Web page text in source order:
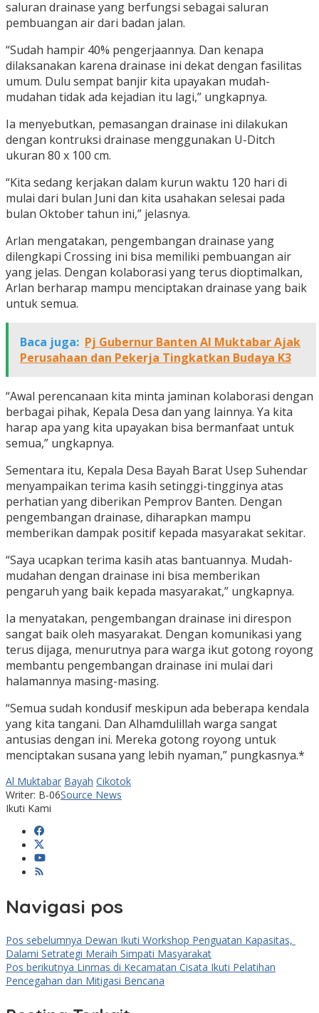
saluran drainase yang berfungsi sebagai saluran
pembuangan air dari badan jalan.
“Sudah hampir 40% pengerjaannya. Dan kenapa
dilaksanakan karena drainase ini dekat dengan fasilitas
umum. Dulu sempat banjir kita upayakan mudah-
mudahan tidak ada kejadian itu lagi,” ungkapnya.
Ia menyebutkan, pemasangan drainase ini dilakukan
dengan kontruksi drainase menggunakan U-Ditch
ukuran 80 x 100 cm.
“Kita sedang kerjakan dalam kurun waktu 120 hari di
mulai dari bulan Juni dan kita usahakan selesai pada
bulan Oktober tahun ini,” jelasnya.
Arlan mengatakan, pengembangan drainase yang
dilengkapi Crossing ini bisa memiliki pembuangan air
yang jelas. Dengan kolaborasi yang terus dioptimalkan,
Arlan berharap mampu menciptakan drainase yang baik
untuk semua.
Baca juga: Pj Gubernur Banten Al Muktabar Ajak
Perusahaan dan Pekerja Tingkatkan Budaya K3
“Awal perencanaan kita minta jaminan kolaborasi dengan
berbagai pihak, Kepala Desa dan yang lainnya. Ya kita
harap apa yang kita upayakan bisa bermanfaat untuk
semua,” ungkapnya.
Sementara itu, Kepala Desa Bayah Barat Usep Suhendar
menyampaikan terima kasih setinggi-tingginya atas
perhatian yang diberikan Pemprov Banten. Dengan
pengembangan drainase, diharapkan mampu
memberikan dampak positif kepada masyarakat sekitar.
“Saya ucapkan terima kasih atas bantuannya. Mudah-
mudahan dengan drainase ini bisa memberikan
pengaruh yang baik kepada masyarakat,” ungkapnya.
Ia menyatakan, pengembangan drainase ini direspon
sangat baik oleh masyarakat. Dengan komunikasi yang
terus dijaga, menurutnya para warga ikut gotong royong
membantu pengembangan drainase ini mulai dari
halamannya masing-masing.
“Semua sudah kondusif meskipun ada beberapa kendala
yang kita tangani. Dan Alhamdulillah warga sangat
antusias dengan ini. Mereka gotong royong untuk
menciptakan susana yang lebih nyaman,” pungkasnya.*
Al Muktabar Bayah Cikotok
Writer: B-06Source News
Ikuti Kami
Navigasi pos
Pos sebelumnya Dewan Ikuti Workshop Penguatan Kapasitas,
Dalami Setrategi Meraih Simpati Masyarakat
Pos berikutnya Linmas di Kecamatan Cisata Ikuti Pelatihan
Pencegahan dan Mitigasi Bencana